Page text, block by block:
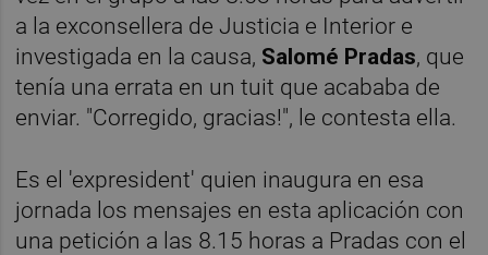
a la exconsellera de Justicia e Interior e
investigada en la causa, Salomé Pradas, que
tenía una errata en un tuit que acababa de
enviar. "Corregido, gracias!", le contesta ella.
Es el 'expresident' quien inaugura en esa
jornada los mensajes en esta aplicación con
una petición a las 8.15 horas a Pradas con el